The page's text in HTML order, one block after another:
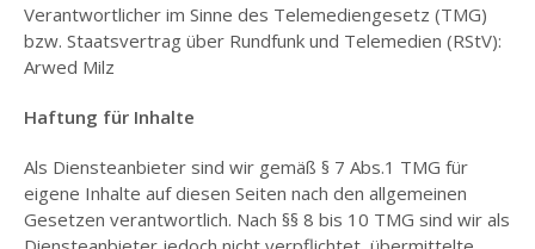
70/80ER
JAHRE
ANTI-AKW
FILM- UND
VIDEOBEWEGUNG
Verantwortlicher im Sinne des Telemediengesetz (TMG)
bzw. Staatsvertrag über Rundfunk und Telemedien (RStV):
Arwed Milz
Haftung für Inhalte
Als Diensteanbieter sind wir gemäß § 7 Abs.1 TMG für
eigene Inhalte auf diesen Seiten nach den allgemeinen
Gesetzen verantwortlich. Nach §§ 8 bis 10 TMG sind wir als